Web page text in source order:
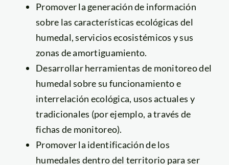
Promover la generación de información
sobre las características ecológicas del
humedal, servicios ecosistémicos y sus
zonas de amortiguamiento.
Desarrollar herramientas de monitoreo del
humedal sobre su funcionamiento e
interrelación ecológica, usos actuales y
tradicionales (por ejemplo, a través de
fichas de monitoreo).
Promover la identificación de los
humedales dentro del territorio para ser